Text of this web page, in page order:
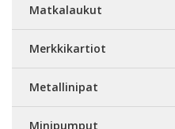
Matkalaukut
Merkkikartiot
Metallinipat
Minipumput